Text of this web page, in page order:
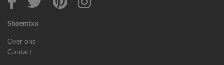
Shoemixx
Over ons
Contact